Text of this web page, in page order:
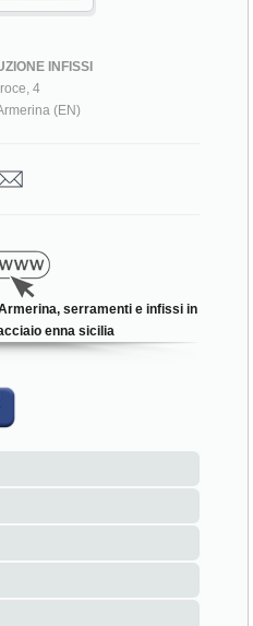
INFISSI
4
(EN)
serramenti e infissi in
enna sicilia